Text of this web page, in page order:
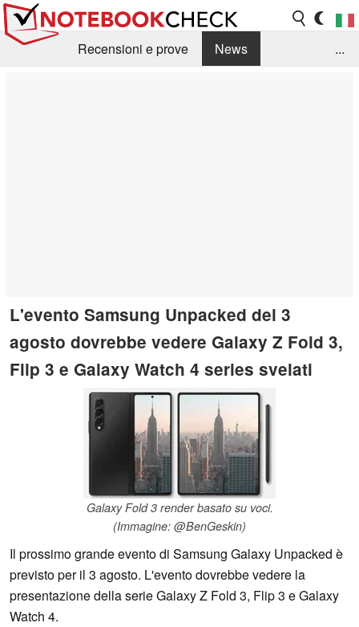
Recensioni e prove
News
...
L'evento Samsung Unpacked del 3
agosto dovrebbe vedere Galaxy Z Fold 3,
Flip 3 e Galaxy Watch 4 series svelati
Galaxy Fold 3 render basato su voci.
(Immagine: @BenGeskin)
Il prossimo grande evento di Samsung Galaxy Unpacked è
previsto per il 3 agosto. L'evento dovrebbe vedere la
presentazione della serie Galaxy Z Fold 3, Flip 3 e Galaxy
Watch 4.